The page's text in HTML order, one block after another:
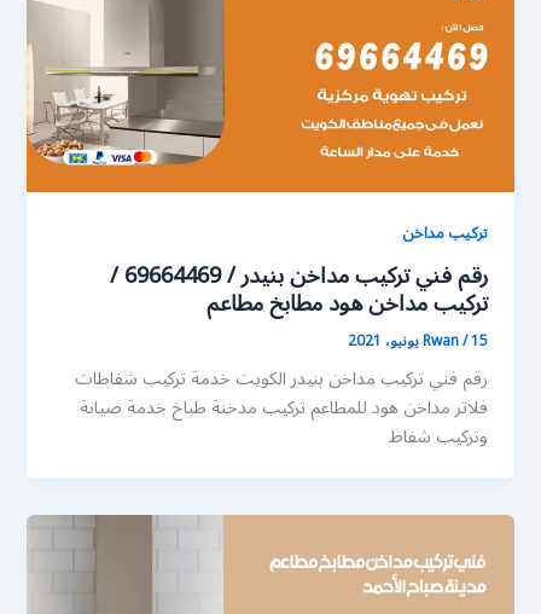
تركيب مداخن
رقم فني تركيب مداخن بنيدر / 69664469 /
تركيب مداخن هود مطابخ مطاعم
Rwan/15 يونيو، 2021
رقم فني تركيب مداخن بنيدر الكويت خدمة تركيب شفاطات
فلاتر مداخن هود للمطاعم تركيب مدخنة طباخ خدمة صيانة
وتركيب شفاط